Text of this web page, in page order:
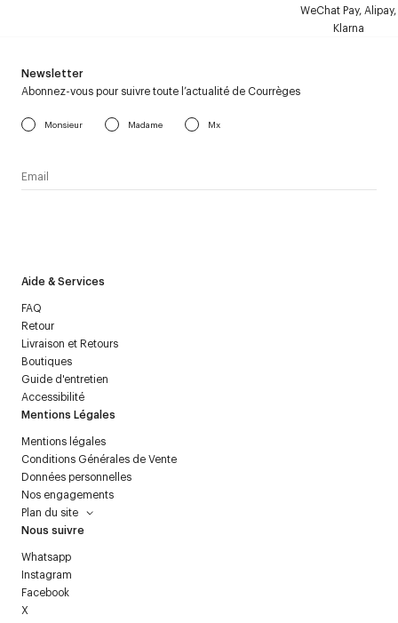
WeChat Pay, Alipay,
Klarna
Aide & Services
FAQ
Retour
Livraison et Retours
Boutiques
Guide d'entretien
Accessibilité
Mentions Légales
Mentions légales
Conditions Générales de Vente
Données personnelles
Nos engagements
Plan du site
Nous suivre
Whatsapp
Instagram
Facebook
X
Newsletter
Abonnez-vous pour suivre toute l’actualité de Courrèges
Monsieur Madame Mx